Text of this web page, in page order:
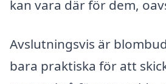
kan vara där för dem,
Avslutningsvis är
bara praktiska för att